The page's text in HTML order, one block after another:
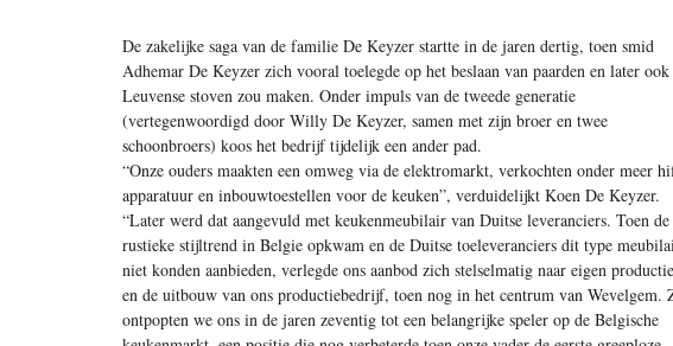
De zakelijke saga van de familie De Keyzer startte in de jaren dertig, toen smid
Adhemar De Keyzer zich vooral toelegde op het beslaan van paarden en later ook
Leuvense stoven zou maken. Onder impuls van de tweede generatie
(vertegenwoordigd door Willy De Keyzer, samen met zijn broer en twee
schoonbroers) koos het bedrijf tijdelijk een ander pad.
“Onze ouders maakten een omweg via de elektromarkt, verkochten onder meer
apparatuur en inbouwtoestellen voor de keuken”, verduidelijkt Koen De Keyzer.
“Later werd dat aangevuld met keukenmeubilair van Duitse leveranciers. Toen de
rustieke stijltrend in Belgie opkwam en de Duitse toeleveranciers dit type
niet konden aanbieden, verlegde ons aanbod zich stelselmatig naar eigen productie
en de uitbouw van ons productiebedrijf, toen nog in het centrum van Wevelgem.
ontpopten we ons in de jaren zeventig tot een belangrijke speler op de Belgische